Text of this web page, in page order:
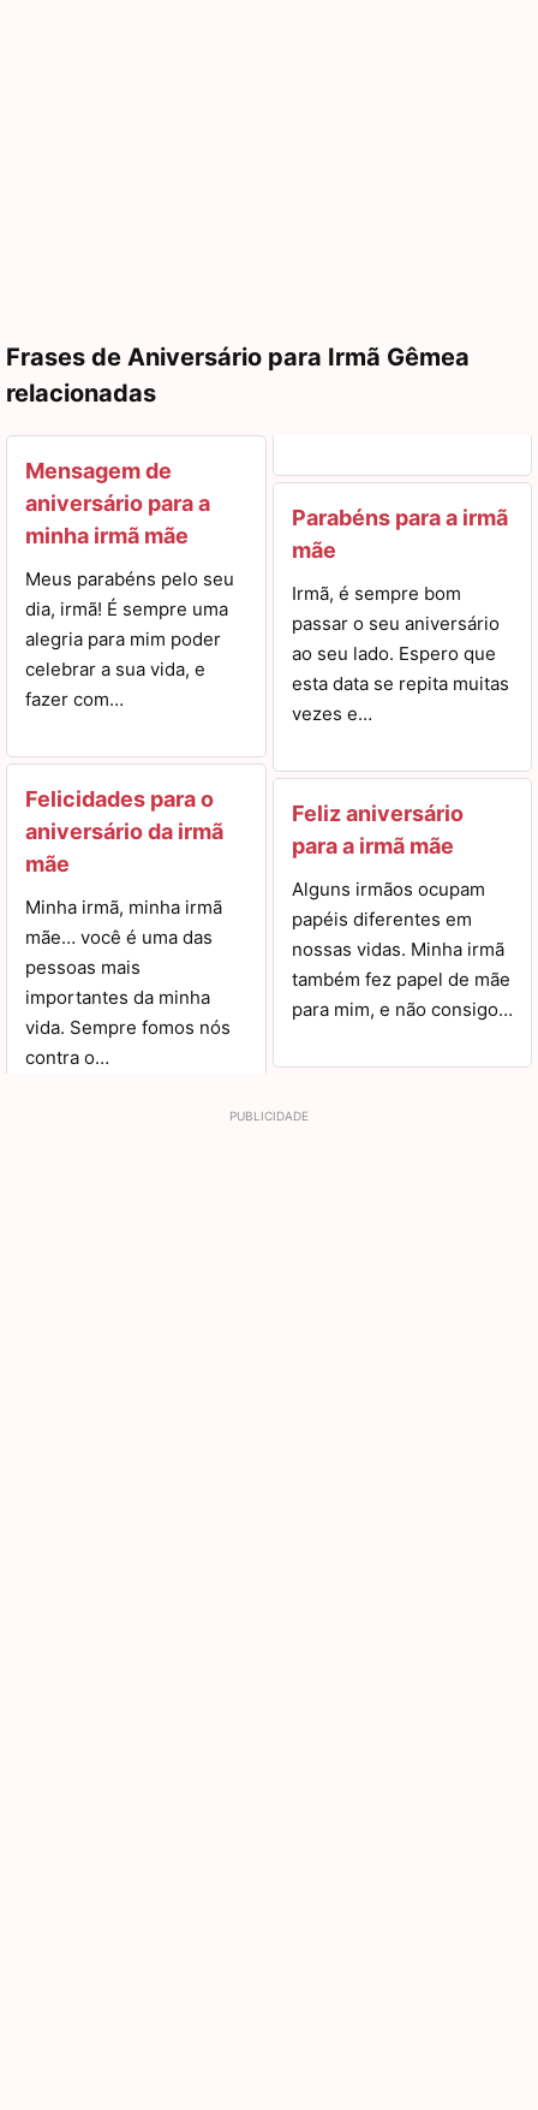
Frases de Aniversário para Irmã Gêmea
relacionadas
Mensagem de
aniversário para a
minha irmã mãe
Meus parabéns pelo seu
dia, irmã! É sempre uma
alegria para mim poder
celebrar a sua vida, e
fazer com…
Felicidades para o
aniversário da irmã
mãe
Minha irmã, minha irmã
mãe… você é uma das
pessoas mais
importantes da minha
vida. Sempre fomos nós
contra o…
Parabéns para a irmã
mãe
Irmã, é sempre bom
passar o seu aniversário
ao seu lado. Espero que
esta data se repita muitas
vezes e…
Feliz aniversário
para a irmã mãe
Alguns irmãos ocupam
papéis diferentes em
nossas vidas. Minha irmã
também fez papel de mãe
para mim, e não consigo…